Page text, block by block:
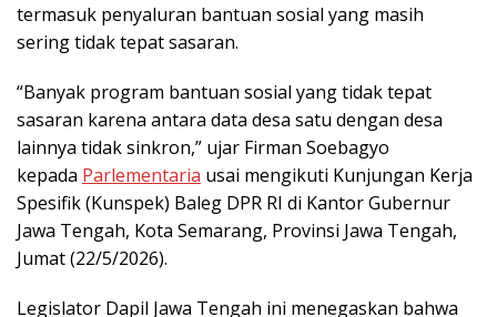
termasuk penyaluran bantuan sosial yang masih
sering tidak tepat sasaran.
“Banyak program bantuan sosial yang tidak tepat
sasaran karena antara data desa satu dengan desa
lainnya tidak sinkron,” ujar Firman Soebagyo
kepada Parlementaria usai mengikuti Kunjungan Kerja
Spesifik (Kunspek) Baleg DPR RI di Kantor Gubernur
Jawa Tengah, Kota Semarang, Provinsi Jawa Tengah,
Jumat (22/5/2026).
Legislator Dapil Jawa Tengah ini menegaskan bahwa